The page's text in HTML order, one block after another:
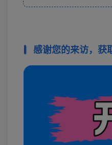
感谢您的来访，获